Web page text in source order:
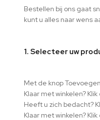
Bestellen bij ons gaat
kunt u alles naar wens
1. Selecteer uw
Met de knop
Klaar met winkelen?
Heeft u zich bedacht?
Klaar met winkelen?